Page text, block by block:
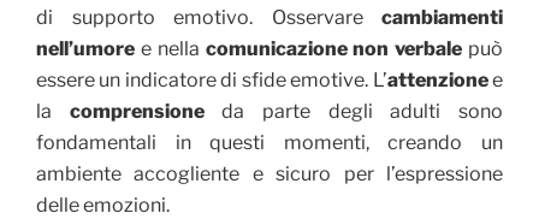
di supporto emotivo. Osservare cambiamenti
nell’umore e nella comunicazione non verbale può
essere un indicatore di sfide emotive. L’attenzionee
la comprensioneda parte degli adulti sono
fondamentali in questi momenti, creando un
ambiente accogliente e sicuro per l’espressione
delle emozioni.